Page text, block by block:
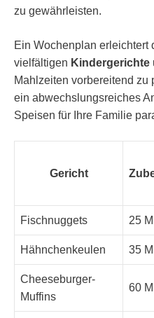
zu gewährleisten.
Ein Wochenplan erleichtert
vielfältigen Kindergerichte
Mahlzeiten vorbereitend zu
ein abwechslungsreiches
Speisen für Ihre Familie
Gericht
Fischnuggets 25
Hähnchenkeulen 35
Cheeseburger-
Muffins
60